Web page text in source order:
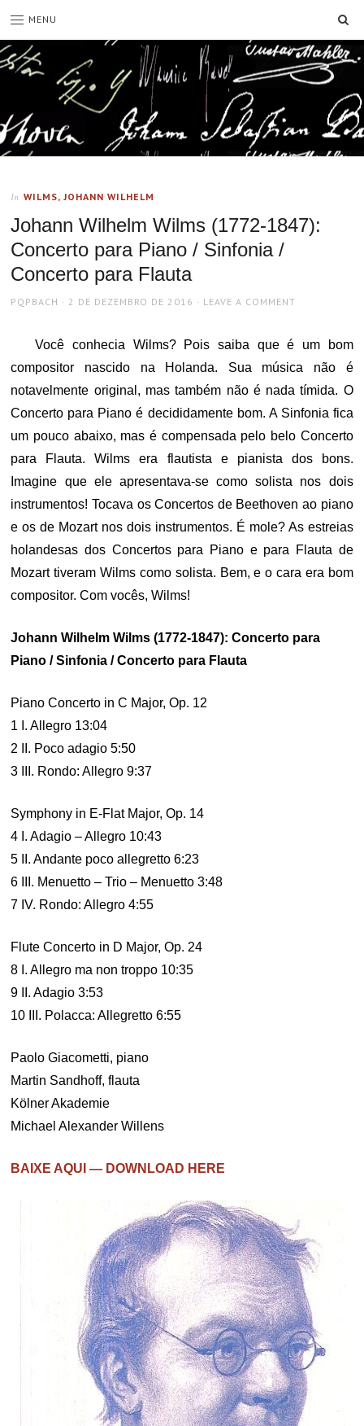
MENU
In WILMS, JOHANN WILHELM
Johann Wilhelm Wilms (1772-1847):
Concerto para Piano / Sinfonia /
Concerto para Flauta
AUTHOR
PQPBACH
POSTED
2 DE DEZEMBRO DE 2016 LEAVE A COMMENT
Você conhecia Wilms? Pois saiba que é um bom
compositor nascido na Holanda. Sua música não é
notavelmente original, mas também não é nada tímida. O
Concerto para Piano é decididamente bom. A Sinfonia fica
um pouco abaixo, mas é compensada pelo belo Concerto
para Flauta. Wilms era flautista e pianista dos bons.
Imagine que ele apresentava-se como solista nos dois
instrumentos! Tocava os Concertos de Beethoven ao piano
e os de Mozart nos dois instrumentos. É mole? As estreias
holandesas dos Concertos para Piano e para Flauta de
Mozart tiveram Wilms como solista. Bem, e o cara era bom
compositor. Com vocês, Wilms!
Johann Wilhelm Wilms (1772-1847): Concerto para
Piano / Sinfonia / Concerto para Flauta
Piano Concerto in C Major, Op. 12
1 I. Allegro 13:04
2 II. Poco adagio 5:50
3 III. Rondo: Allegro 9:37
Symphony in E-Flat Major, Op. 14
4 I. Adagio – Allegro 10:43
5 II. Andante poco allegretto 6:23
6 III. Menuetto – Trio – Menuetto 3:48
7 IV. Rondo: Allegro 4:55
Flute Concerto in D Major, Op. 24
8 I. Allegro ma non troppo 10:35
9 II. Adagio 3:53
10 III. Polacca: Allegretto 6:55
Paolo Giacometti, piano
Martin Sandhoff, flauta
Kölner Akademie
Michael Alexander Willens
BAIXE AQUI — DOWNLOAD HERE